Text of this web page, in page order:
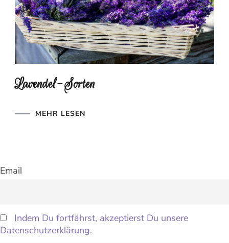
Lavendel-Sorten
MEHR LESEN
Email
Indem Du fortfährst, akzeptierst Du unsere
Datenschutzerklärung.